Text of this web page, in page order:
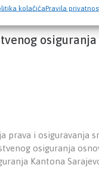
kolačićaPravila
osiguranja
prava i osiguravanja
osiguranja
Kantona